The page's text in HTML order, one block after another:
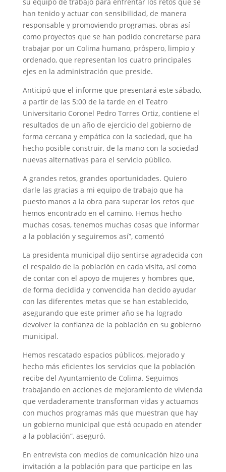
han tenido y actuar con sensibilidad, de manera
responsable y promoviendo programas, obras así
como proyectos que se han podido concretarse para
trabajar por un Colima humano, próspero, limpio y
ordenado, que representan los cuatro principales
ejes en la administración que preside.
Anticipó que el informe que presentará este sábado,
a partir de las 5:00 de la tarde en el Teatro
Universitario Coronel Pedro Torres Ortiz, contiene el
resultados de un año de ejercicio del gobierno de
forma cercana y empática con la sociedad, que ha
hecho posible construir, de la mano con la sociedad
nuevas alternativas para el servicio público.
A grandes retos, grandes oportunidades. Quiero
darle las gracias a mi equipo de trabajo que ha
puesto manos a la obra para superar los retos que
hemos encontrado en el camino. Hemos hecho
muchas cosas, tenemos muchas cosas que informar
a la población y seguiremos así”, comentó
La presidenta municipal dijo sentirse agradecida con
el respaldo de la población en cada visita, así como
de contar con el apoyo de mujeres y hombres que,
de forma decidida y convencida han decido ayudar
con las diferentes metas que se han establecido,
asegurando que este primer año se ha logrado
devolver la confianza de la población en su gobierno
municipal.
Hemos rescatado espacios públicos, mejorado y
hecho más eficientes los servicios que la población
recibe del Ayuntamiento de Colima. Seguimos
trabajando en acciones de mejoramiento de vivienda
que verdaderamente transforman vidas y actuamos
con muchos programas más que muestran que hay
un gobierno municipal que está ocupado en atender
a la población”, aseguró.
En entrevista con medios de comunicación hizo una
invitación a la población para que participe en las